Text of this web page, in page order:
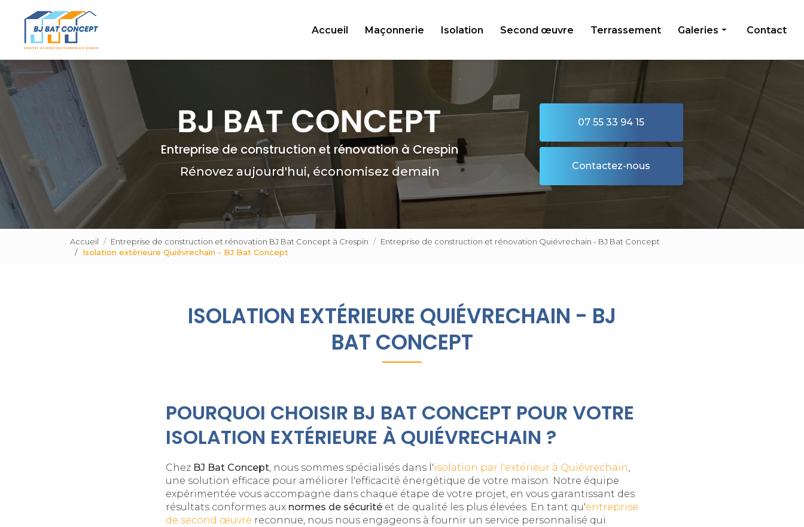
contenu
principal
Accueil Maçonnerie Isolation Second œuvre Terrassement Galeries Contact
Entreprise de construction et rénovation à Crespin
Rénovez aujourd'hui, économisez demain
07 55 33 94 15
Contactez-nous
Accueil Entreprise de construction et rénovation BJ Bat Concept à Crespin
Entreprise de construction et rénovation Quiévrechain - BJ Bat Concept
Isolation extérieure Quiévrechain - BJ Bat Concept
ISOLATION EXTÉRIEURE QUIÉVRECHAIN - BJ
BAT CONCEPT
POURQUOI CHOISIR BJ BAT CONCEPT POUR VOTRE
ISOLATION EXTÉRIEURE À QUIÉVRECHAIN ?
Chez BJ Bat Concept, nous sommes spécialisés dans l'isolation par l'extérieur à Quiévrechain,
une solution efficace pour améliorer l'efficacité énergétique de votre maison. Notre équipe
expérimentée vous accompagne dans chaque étape de votre projet, en vous garantissant des
résultats conformes aux normes de sécurité et de qualité les plus élevées. En tant qu'entreprise
de second œuvre reconnue, nous nous engageons à fournir un service personnalisé qui